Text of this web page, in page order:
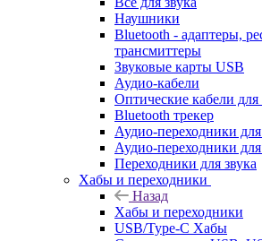
Наушники
Bluetooth - адаптеры,
трансмиттеры
Звуковые карты USB
Аудио-кабели
Оптические кабели для
Bluetooth трекер
Аудио-переходники
Аудио-переходники
Переходники для звука
Хабы и переходники
Назад
Хабы и переходники
USB/Type-C Хабы